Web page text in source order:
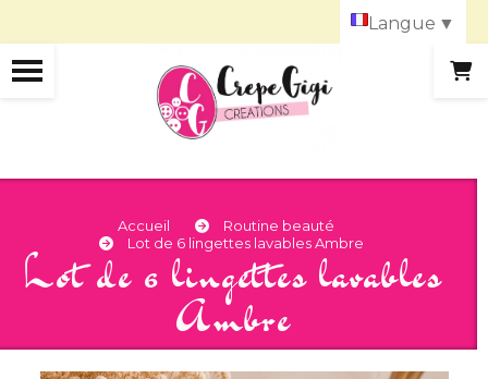
Accueil
Routine beauté
Lot de 6 lingettes lavables Ambre
Lot de 6 lingettes lavables
Ambre
Langue ▼